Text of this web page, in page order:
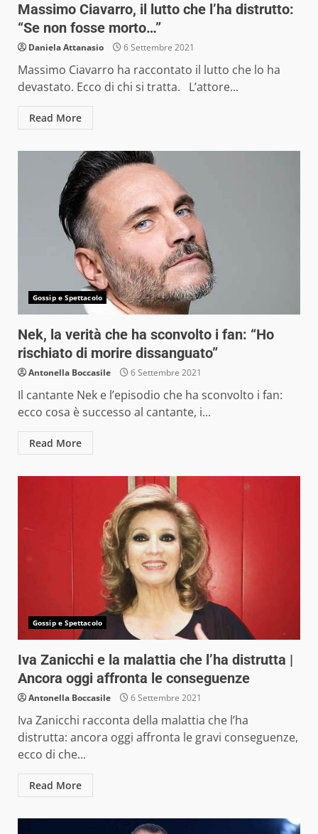
Massimo Ciavarro, il lutto che l’ha distrutto:
“Se non fosse morto…”
Daniela Attanasio 6 Settembre 2021
Massimo Ciavarro ha raccontato il lutto che lo ha
devastato. Ecco di chi si tratta. L’attore...
Read More
Gossip e Spettacolo
Nek, la verità che ha sconvolto i fan: “Ho
rischiato di morire dissanguato”
Antonella Boccasile 6 Settembre 2021
Il cantante Nek e l’episodio che ha sconvolto i fan:
ecco cosa è successo al cantante, i...
Read More
Gossip e Spettacolo
Iva Zanicchi e la malattia che l’ha distrutta |
Ancora oggi affronta le conseguenze
Antonella Boccasile 6 Settembre 2021
Iva Zanicchi racconta della malattia che l’ha
distrutta: ancora oggi affronta le gravi conseguenze,
ecco di che...
Read More